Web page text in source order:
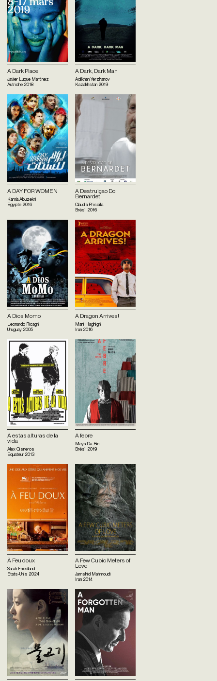
A Dark Place
Javier Luque Martinez
Autriche 2018
A Dark, Dark Man
Adilkhan Yerzhanov
Kazakhstan 2019
A DAY FOR WOMEN
Kamla Abuzekri
Egypte 2016
A Destruiçao Do
Bernardet
Claudia Priscilla
Brésil 2016
A Dios Momo
Leonardo Ricagni
Uruguay 2005
A Dragon Arrives!
Mani Haghighi
Iran 2016
A estas alturas de la
vida
Alex Cisneros
Equateur 2013
A febre
Maya Da-Rin
Brésil 2019
À Feu doux
Sarah Friedland
Etats-Unis 2024
A Few Cubic Meters of
Love
Jamshid Mahmoudi
Iran 2014